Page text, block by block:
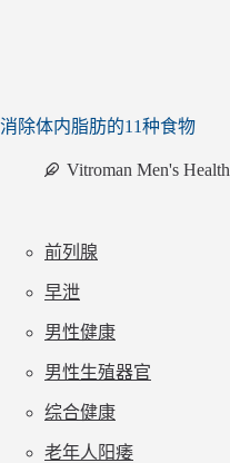
消除体内脂肪的11种食物
Vitroman Men's Health
前列腺
早泄
男性健康
男性生殖器官
综合健康
老年人阳痿